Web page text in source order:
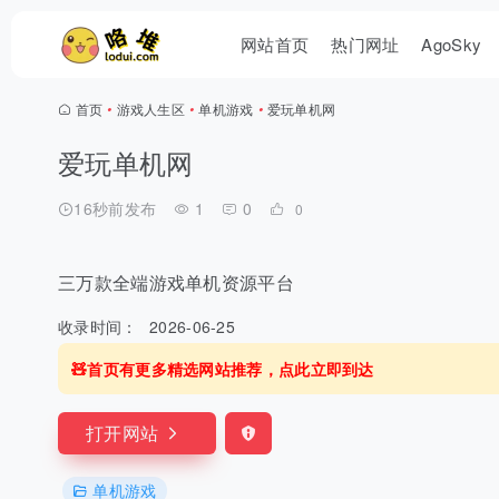
网站首页 热门网址 AgoSky
首页 • 游戏人生区 • 单机游戏 • 爱玩单机网
爱玩单机网
16秒前发布 1 0 0
三万款全端游戏单机资源平台
收录时间：
2026-06-25
🧸首页有更多精选网站推荐，点此立即到达
打开网站
单机游戏